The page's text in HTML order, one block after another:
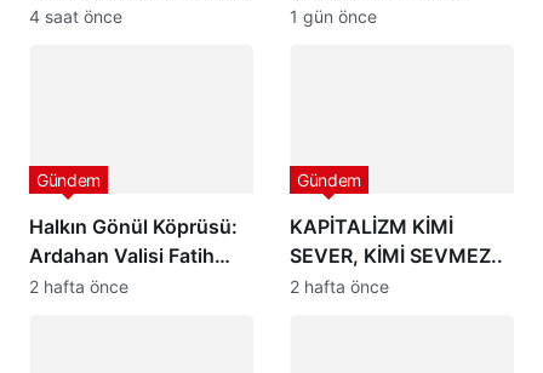
Bıraktığı İzle Ölçülür
4 saat önce
Medyada Büyük Yankı
1 gün önce
Halkın Gönül Köprüsü:
Ardahan Valisi Fatih
Mehmet Çiçekli
Gündem
2 hafta önce
KAPİTALİZM KİMİ
SEVER, KİMİ SEVMEZ..
Gündem
2 hafta önce